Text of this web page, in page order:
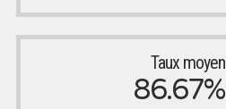
Taux moyen
86.67%